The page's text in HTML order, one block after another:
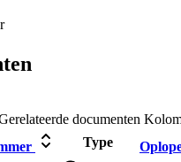
documenten
Type